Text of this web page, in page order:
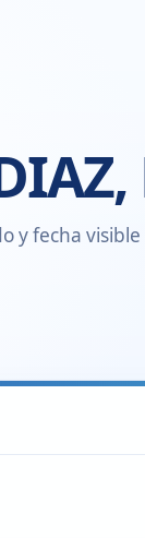
y fecha